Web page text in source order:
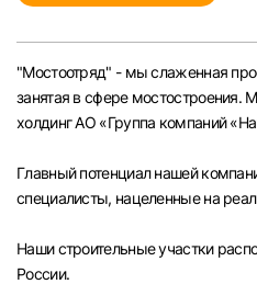
Казань
Челябинск
Самара
Оренбург
"Мостоотряд" - мы слаженная
занятая в сфере
холдинг АО «Группа компаний
Главный потенциал нашей
специалисты, нацеленные на
Наши строительные участки
России.